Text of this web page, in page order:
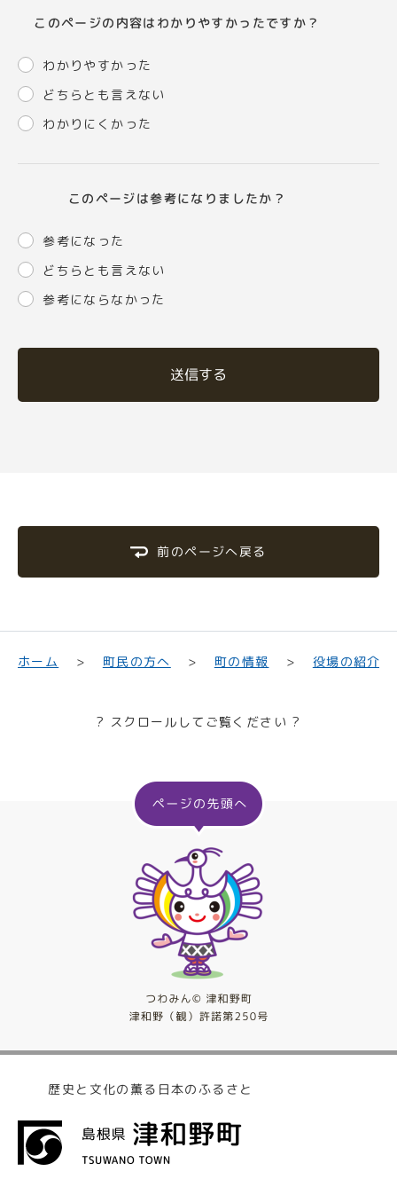
このページの内容はわかりやすかったですか？
わかりやすかった
どちらとも言えない
わかりにくかった
このページは参考になりましたか？
参考になった
どちらとも言えない
参考にならなかった
送信する
前のページへ戻る
ホーム 町民の方へ 町の情報 役場の紹介
? スクロールしてご覧ください ?
歴史と文化の薫る日本のふるさと